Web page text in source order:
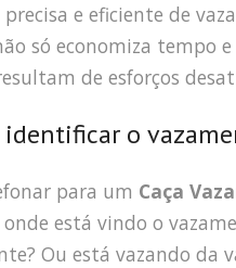
precisa e eficiente de
só economiza tempo
de esforços
identificar o
para um Caça
onde está vindo o
Ou está vazando da